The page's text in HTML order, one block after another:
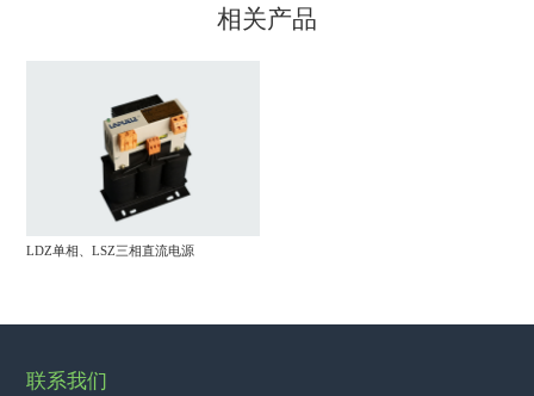
相关产品
LDZ单相、LSZ三相直流电源
联系我们